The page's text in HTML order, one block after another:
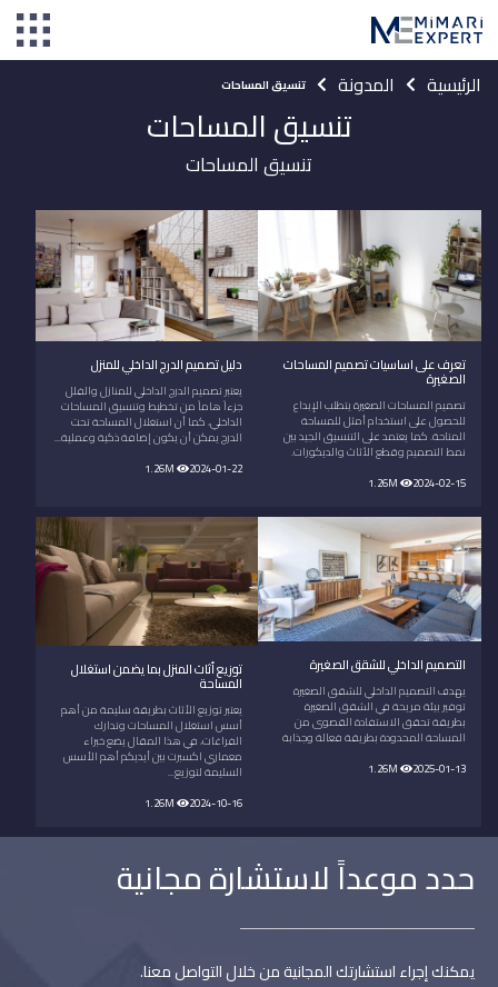
الرئيسية المدونة تنسيق المساحات
تنسيق المساحات
تنسيق المساحات
تعرف على اساسيات تصميم المساحات
الصغيرة
تصميم المساحات الصغيرة يتطلب الإبداع
للحصول على استخدام أمثل للمساحة
المتاحة. كما يعتمد على التنسيق الجيد بين
نمط التصميم وقطع الاُثاث والديكورات.
2024-02-15
دليل تصميم الدرج الداخلي للمنزل
يعتبر تصميم الدرج الداخلي للمنازل والفلل
جزءاً هاماً من تخطيط وتنسيق المساحات
الداخلي، كما أن استغلال المساحة تحت
الدرج يمكن أن يكون إضافة ذكية وعملية...
2024-01-22
1.26M
التصميم الداخلي للشقق الصغيرة
يهدف التصميم الداخلي للشقق الصغيرة
توفير بيئة مريحة في الشقق الصغيرة
بطريقة تحقق الاستفادة القصوى من
المساحة المحدودة بطريقة فعالة وجذابة
2025-01-13
توزيع أثاث المنزل بما يضمن استغلال
المساحة
يعتبر توزيع الأثاث بطريقة سليمة من أهم
أسس استغلال المساحات وتدارك
الفراغات، في هذا المقال يضع خبراء
معماري اكسبرت بين أيديكم أهم الأسس
السليمة لتوزيع...
2024-10-16
1.26M
حدد موعداً لاستشارة مجانية
يمكنك إجراء استشارتك المجانية من خلال التواصل معنا.